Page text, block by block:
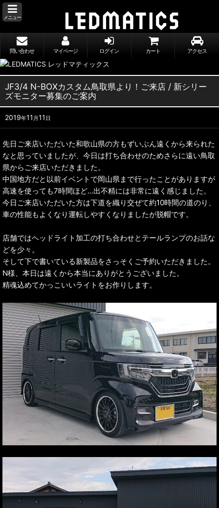
メニュー
問い合わせ マイページ ログイン カート アクセス
JF3/4 N-BOXカスタム鳥取県より！ご来店 / 新シリー
ズモニター募集のご案内
2019年11 月11 日
先日ご来店いただいた和歌山県の方もずいぶん遠くから来られた
なと思っていましたが、今日は打ち合わせのためさらに遠い鳥取
県からご来店いただきました。
中国地方だと以前イベントで岡山県まで行ったことがありますが
高速を使っても7時間ほど...出不精には非常に遠く感じました。
今日ご来店いただいた方は下道を織り交ぜて約10時間の道のり、
車の性能もよくなり運転しやすくなりましたが脱帽です。
店舗ではヘッドライト加工の打ち合わせとテールランプのお話な
どを少々。
そして下で書いている新製品をさっそくご予約いただきました。
N様、本日は遠くから本当にありがとうございました。
精魂込めてかっこいいライトをお作りします。